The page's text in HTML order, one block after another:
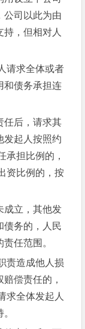
公司以此为由
，但相对人
人请求全体或者
和债务承担连
后，请求其
发起人按照约
承担比例的，
资比例的，按
立，其他发
债务的，人民
任范围。
造成他人损
偿责任的，
求全体发起人